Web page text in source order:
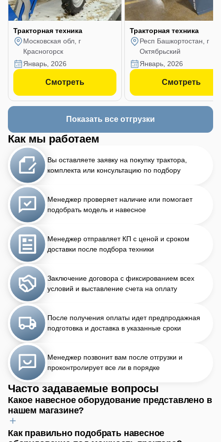
Тракторная техника
Московская обл, г
Красногорск
январь, 2026
Смотреть
Тракторная техника
Респ Башкортостан, г
Октябрьский
январь, 2026
Смотреть
Показать все отгрузки
Как мы работаем
Вы оставляете заявку на покупку трактора,
комплекта или консультацию по подбору
Менеджер проверяет наличие или помогает
подобрать модель и навесное
Менеджер отправляет КП с ценой и сроком
доставки после подбора техники
Заключение договора с фиксированием всех
условий и выставление счета на оплату
После получения оплаты идет предпродажная
подготовка и доставка в указанные сроки
Менеджер позвонит вам после отгрузки и
проконтролирует все ли в порядке
Часто задаваемые вопросы
Какое навесное оборудование представлено в
нашем магазине?
Для обработки почвы найдёте плуги, бороны, культиваторы.
Как правильно подобрать навесное